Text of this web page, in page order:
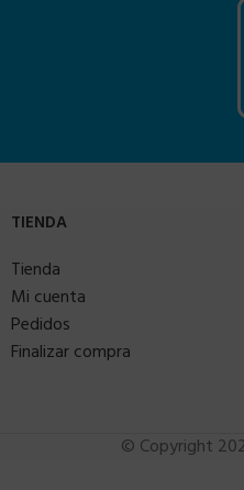
TIENDA
Tienda
Mi cuenta
Pedidos
Finalizar compra
© Copyright